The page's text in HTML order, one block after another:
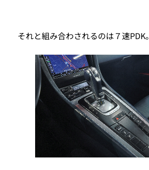
それと組み合わされるのは７速PDK。